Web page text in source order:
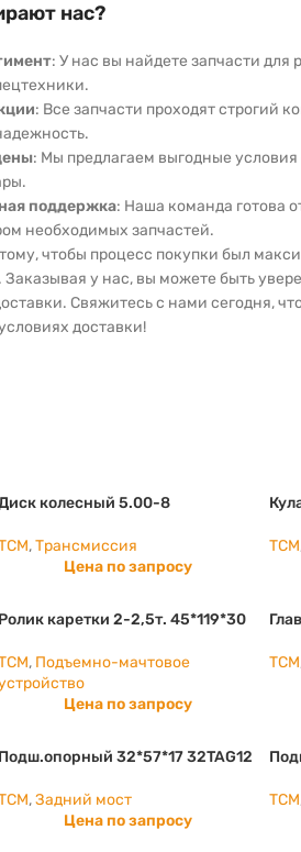
нас?
: У нас вы найдете запчасти для
: Все запчасти проходят строгий
: Мы предлагаем выгодные
поддержка: Наша команда готова
необходимых запчастей.
чтобы процесс покупки был
у нас, вы можете быть
Свяжитесь с нами сегодня,
доставки!
колесный 5.00-8
,Трансмиссия
Цена по запросу
TCM
Ролик каретки 2-2,5т. 45*119*30
, Подъемно-мачтовое
Цена по запросу
TCM
Подш.опорный 32*57*17 32TAG12
,Задний мост
Цена по запросу
TCM